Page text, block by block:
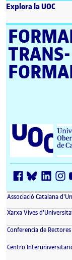
Explora la UOC
TRANS­
Universitat Oberta
Associació Catalana
Xarxa Vives
Conferencia de
Centro